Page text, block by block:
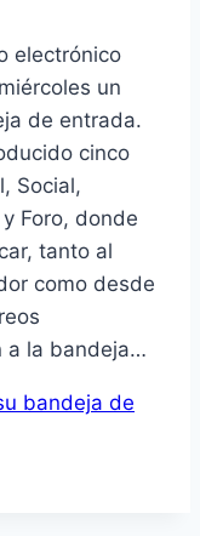
electrónico
un
de entrada.
cinco
Social,
Foro, donde
tanto al
como desde
a la bandeja…
bandeja de